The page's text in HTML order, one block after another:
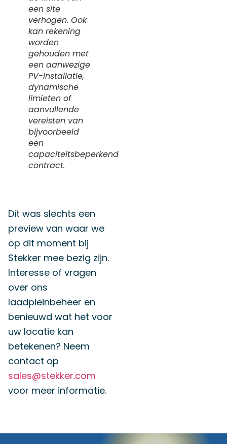
een site
verhogen. Ook
kan rekening
worden
gehouden met
een aanwezige
PV-installatie,
dynamische
limieten of
aanvullende
vereisten van
bijvoorbeeld
een
capaciteitsbeperkend
contract.
Dit was slechts een
preview van waar we
op dit moment bij
Stekker mee bezig zijn.
Interesse of vragen
over ons
laadpleinbeheer en
benieuwd wat het voor
uw locatie kan
betekenen? Neem
contact op
sales@stekker.com
voor meer informatie.